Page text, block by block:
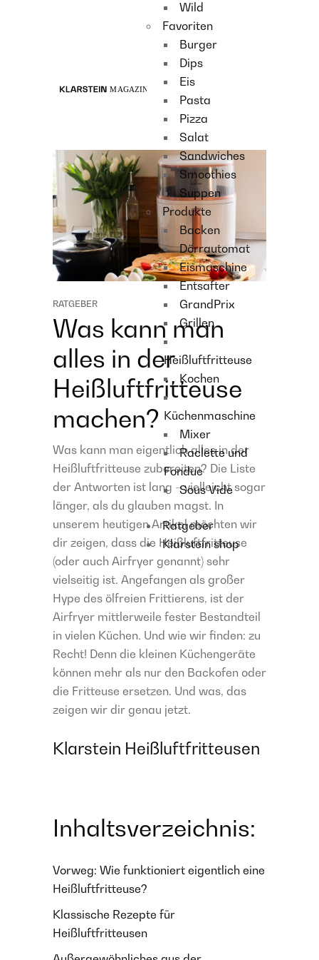
Wild
Favoriten
Burger
Dips
Eis
Pasta
Pizza
Salat
Sandwiches
Smoothies
Suppen
Produkte
Backen
Dörrautomat
Eismaschine
Entsafter
GrandPrix
Grillen
Heißluftfritteuse
Kochen
Küchenmaschine
Mixer
Raclette und
Fondue
Sous Vide
Ratgeber
Klarstein shop
RATGEBER
Was kann man
alles in der
Heißluftfritteuse
machen?
Was kann man eigentlich alles in der
Heißluftfritteuse zubereiten? Die Liste
der Antworten ist lang – vielleicht sogar
länger, als du glauben magst. In
unserem heutigen Artikel möchten wir
dir zeigen, dass die Heißluftfritteuse
(oder auch Airfryer genannt) sehr
vielseitig ist. Angefangen als großer
Hype des ölfreien Frittierens, ist der
Airfryer mittlerweile fester Bestandteil
in vielen Küchen. Und wie wir finden: zu
Recht! Denn die kleinen Küchengeräte
können mehr als nur den Backofen oder
die Fritteuse ersetzen. Und was, das
zeigen wir dir genau jetzt.
Klarstein Heißluftfritteusen
Inhaltsverzeichnis:
Vorweg: Wie funktioniert eigentlich eine
Heißluftfritteuse?
Klassische Rezepte für
Heißluftfritteusen